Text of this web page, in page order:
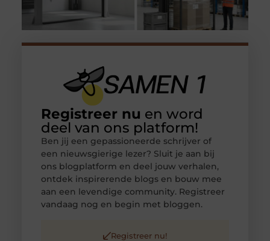
Registreer nu en word
deel van ons platform!
Ben jij een gepassioneerde schrijver of
een nieuwsgierige lezer? Sluit je aan bij
ons blogplatform en deel jouw verhalen,
ontdek inspirerende blogs en bouw mee
aan een levendige community. Registreer
vandaag nog en begin met bloggen.
Registreer nu!